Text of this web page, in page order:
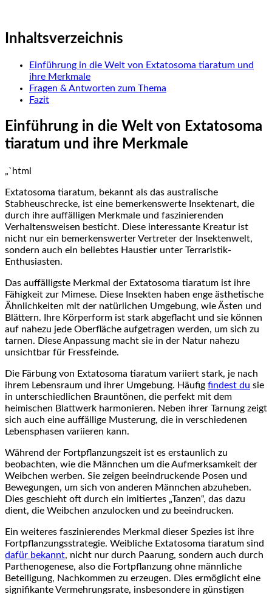
Inhaltsverzeichnis
Einführung in die Welt ‍von Extatosoma tiaratum und
ihre Merkmale​
Fragen & Antworten ‌zum⁣ Thema
Fazit
Einführung in die⁤ Welt von⁣ Extatosoma
tiaratum und ihre Merkmale
„`html
Extatosoma ⁤tiaratum, bekannt als das australische⁤
Stabheuschrecke, ist eine bemerkenswerte Insektenart, die
durch ihre auffälligen Merkmale und‌ faszinierenden
Verhaltensweisen ⁣besticht. Diese interessante Kreatur ist
⁢nicht nur ein bemerkenswerter Vertreter der Insektenwelt,
sondern auch ein beliebtes Haustier unter Terraristik-
Enthusiasten.
Das auffälligste⁤ Merkmal​ der Extatosoma tiaratum ist ihre
Fähigkeit ⁢zur Mimese. ⁢Diese Insekten haben enge​ ästhetische
Ähnlichkeiten mit der natürlichen ⁣Umgebung, wie Ästen und
Blättern. Ihre Körperform ist stark ⁤abgeflacht und sie können
auf nahezu jede Oberfläche aufgetragen ⁣werden, um sich zu⁢
tarnen. ​Diese Anpassung macht sie in der Natur⁣ nahezu
unsichtbar ​für Fressfeinde.
Die Färbung ‍von Extatosoma ⁤tiaratum variiert stark, je‍ nach
ihrem Lebensraum und ⁣ihrer​ Umgebung. Häufig findest du sie
in ‍unterschiedlichen Brauntönen, die perfekt mit ‌dem⁣
heimischen Blattwerk harmonieren. Neben⁣ ihrer⁤ Tarnung zeigt
sich auch eine​ auffällige Musterung, die in⁣ verschiedenen
Lebensphasen variieren kann.
Während der Fortpflanzungszeit ist es erstaunlich zu
beobachten, wie die‌ Männchen um die Aufmerksamkeit der
Weibchen werben. Sie zeigen beeindruckende Posen ‍und​
Bewegungen, um sich von anderen Männchen abzuheben.
Dies geschieht ⁢oft‌ durch ein imitiertes „Tanzen“, das dazu
dient, die Weibchen⁤ anzulocken und zu‌ beeindrucken.
Ein weiteres faszinierendes ⁢Merkmal dieser Spezies‌ ist ihre
Fortpflanzungsstrategie. Weibliche Extatosoma tiaratum​ sind‍
dafür bekannt, nicht nur durch Paarung, ⁣sondern auch durch
Parthenogenese, also die Fortpflanzung ohne⁤ männliche
‌Beteiligung, Nachkommen zu erzeugen. Dies ​ermöglicht​ eine
signifikante Vermehrungsrate, insbesondere in ‍günstigen